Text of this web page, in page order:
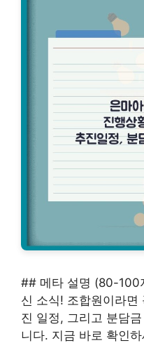
## 메타 설명 (80-100
신 소식! 조합원이라면
진 일정, 그리고 분담
니다. 지금 바로 확인